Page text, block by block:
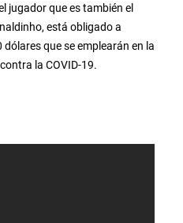
jugador que es también el
está obligado a
que se emplearán en la
la COVID-19.